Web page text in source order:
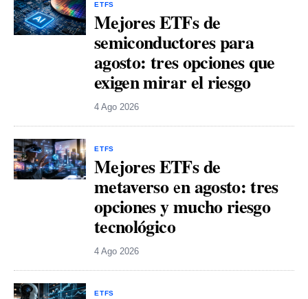
ETFS
Mejores ETFs de
semiconductores para
agosto: tres opciones que
exigen mirar el riesgo
4 Ago 2026
ETFS
Mejores ETFs de
metaverso en agosto: tres
opciones y mucho riesgo
tecnológico
4 Ago 2026
ETFS